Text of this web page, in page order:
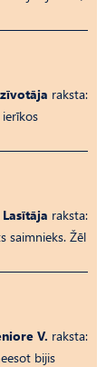
raksta:
Lasītāja raksta:
saimnieks. Žēl
V. raksta:
bijis